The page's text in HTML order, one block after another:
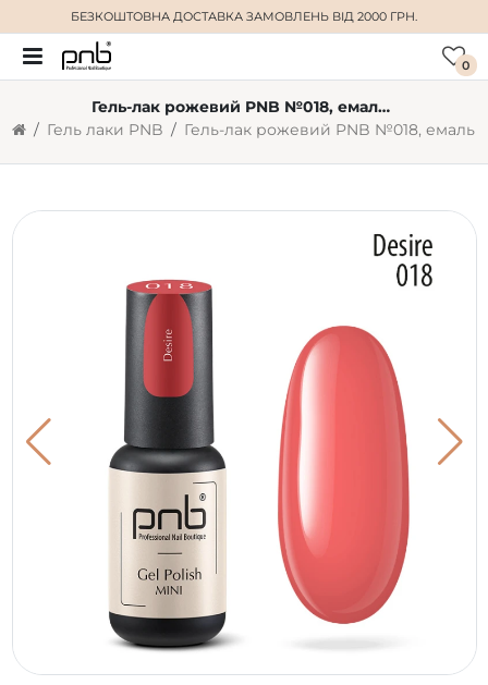
БЕЗКОШТОВНА ДОСТАВКА ЗАМОВЛЕНЬ ВІД 2000 ГРН.
0
Гель-лак рожевий PNB №018, емаль (4 мл)
Гель лаки PNB